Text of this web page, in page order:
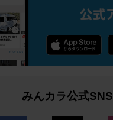
みんカラ公式SNS